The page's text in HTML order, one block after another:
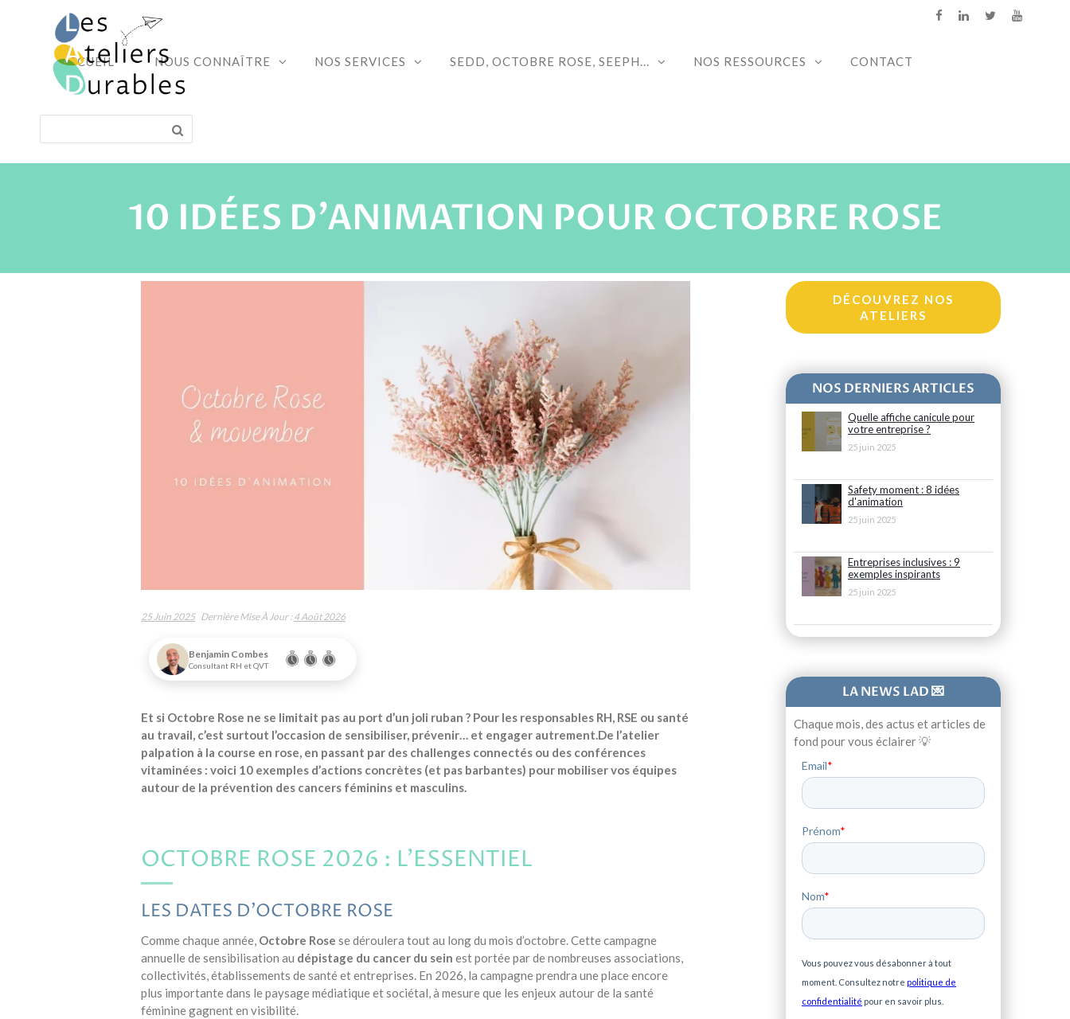
ACCUEIL NOUS CONNAÎTRE NOS SERVICES SEDD, OCTOBRE ROSE, SEEPH... NOS RESSOURCES CONTACT
10 IDÉES D'ANIMATION POUR OCTOBRE ROSE
25 Juin 2025 Dernière Mise À Jour :4 Août 2026
Benjamin Combes
Consultant RH et QVT
Et si Octobre Rose ne se limitait pas au port d’un joli ruban ? Pour les responsables RH, RSE ou santé
au travail, c’est surtout l’occasion de sensibiliser, prévenir… et engager autrement.De l’atelier
palpation à la course en rose, en passant par des challenges connectés ou des conférences
vitaminées : voici 10 exemples d’actions concrètes (et pas barbantes) pour mobiliser vos équipes
autour de la prévention des cancers féminins et masculins.
OCTOBRE ROSE 2026 : L’ESSENTIEL
LES DATES D’OCTOBRE ROSE
Comme chaque année, Octobre Rose se déroulera tout au long du mois d’octobre. Cette campagne
annuelle de sensibilisation au dépistage du cancer du sein est portée par de nombreuses associations,
collectivités, établissements de santé et entreprises. En 2026, la campagne prendra une place encore
plus importante dans le paysage médiatique et sociétal, à mesure que les enjeux autour de la santé
féminine gagnent en visibilité.
DÉCOUVREZ NOS
ATELIERS
NOS DERNIERS ARTICLES
Quelle affiche canicule pour
votre entreprise ?
25 juin 2025
Safety moment : 8 idées
d'animation
25 juin 2025
Entreprises inclusives : 9
exemples inspirants
25 juin 2025
LA NEWS LAD 💌
Chaque mois, des actus et articles de
fond pour vous éclairer 💡
Email*
Prénom*
Nom*
Vous pouvez vous désabonner à tout
moment. Consultez notre politique de
confidentialité pour en savoir plus.